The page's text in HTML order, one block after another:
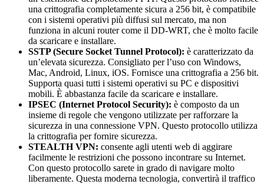
una crittografia completamente sicura a 256 bit, è compatibile
con i sistemi operativi più diffusi sul mercato, ma non
funziona in alcuni router come il DD-WRT, che è molto facile
da scaricare e installare.
SSTP (Secure Socket Tunnel Protocol): è caratterizzato da
un’elevata sicurezza. Consigliato per l’uso con Windows,
Mac, Android, Linux, iOS. Fornisce una crittografia a 256 bit.
Supporta quasi tutti i sistemi operativi su PC e dispositivi
mobili. È abbastanza facile da scaricare e installare.
IPSEC (Internet Protocol Security): è composto da un
insieme di regole che vengono utilizzate per rafforzare la
sicurezza in una connessione VPN. Questo protocollo utilizza
la crittografia per fornire sicurezza.
STEALTH VPN: consente agli utenti web di aggirare
facilmente le restrizioni che possono incontrare su Internet.
Con questo protocollo sarete in grado di navigare molto
liberamente. Questa moderna tecnologia, convertirà il traffico